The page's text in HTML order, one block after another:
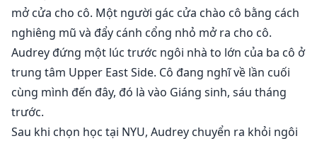
mở cửa cho cô. Một người gác cửa chào cô bằng cách
nghiêng mũ và đẩy cánh cổng nhỏ mở ra cho cô.
Audrey đứng một lúc trước ngôi nhà to lớn của ba cô ở
trung tâm Upper East Side. Cô đang nghĩ về lần cuối
cùng mình đến đây, đó là vào Giáng sinh, sáu tháng
trước.
Sau khi chọn học tại NYU, Audrey chuyển ra khỏi ngôi